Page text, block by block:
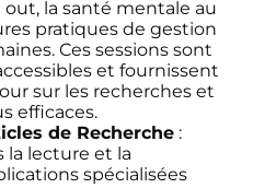
la santé mentale au
pratiques de gestion
Ces sessions sont
et fournissent
sur les recherches et
efficaces.
de Recherche :
la lecture et la
spécialisées